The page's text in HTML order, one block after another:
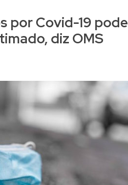
por Covid-19 pode
diz OMS